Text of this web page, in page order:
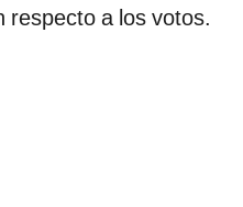
respecto a los votos.